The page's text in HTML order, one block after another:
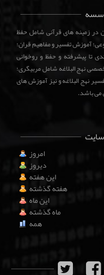
در زمینه های قرآنی شامل حفظ
آموزش تفسیر و مفاهیم قران؛
تا پیشرفته و حفظ و روخوانی
نهج البلاغه شامل مربیگری؛
نهج البلاغه و نیز آموزش های
می باشد.
سایت
امروز
دیروز
این هفته
هفته گذشته
این ماه
ماه گذشته
همه